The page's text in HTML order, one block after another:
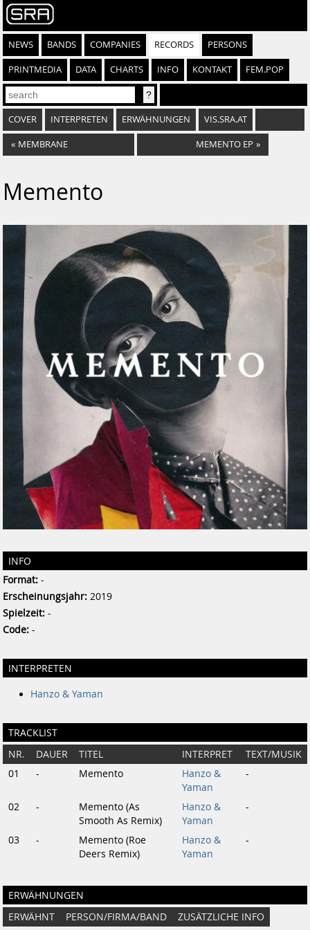
NEWS BANDS COMPANIES RECORDS PERSONS
PRINTMEDIA DATA CHARTS INFO KONTAKT FEM.POP
COVER INTERPRETEN ERWÄHNUNGEN VIS.SRA.AT
« MEMBRANE MEMENTO EP »
Memento
INFO
Format: -
Erscheinungsjahr: 2019
Spielzeit: -
Code: -
INTERPRETEN
Hanzo & Yaman
TRACKLIST
NR. DAUER TITEL INTERPRET
TEXT/MUSIK
01
- Memento
Hanzo &
Yaman
-
02 -
Memento (As
Smooth As Remix)
Hanzo &
Yaman
-
03 -
Memento (Roe
Deers Remix)
Hanzo &
Yaman
-
ERWÄHNUNGEN
ERWÄHNT PERSON/FIRMA/BAND
ZUSÄTZLICHE INFO